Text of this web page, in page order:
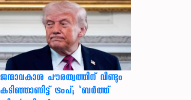
ജന്മാവകാശ പൗരത്വത്തിന് വീണ്ടും
കടിഞ്ഞാണിട്ട് ട്രംപ്; ‘ബര്‍ത്ത്